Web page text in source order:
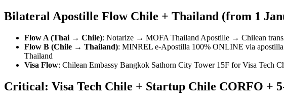
Bilateral Apostille Flow Chile + Thailand (from 1
Flow A (Thai → Chile): Notarize → MOFA Thailand Apostille → Chilean
Flow B (Chile → Thailand): MINREL e-Apostilla 100% ONLINE via
Thailand
Visa Flow: Chilean Embassy Bangkok Sathorn City Tower 15F for Visa Tech
Critical: Visa Tech Chile + Startup Chile CORFO +